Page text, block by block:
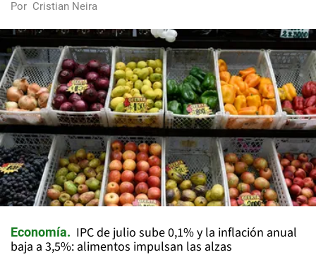
Por Cristian Neira
Economía
IPC de julio sube 0,1% y la inflación anual
baja a 3,5%: alimentos impulsan las alzas